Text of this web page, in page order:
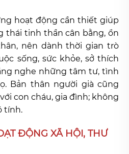
hoạt động cần thiết giúp
thái tinh thần cân bằng, ổn
nên dành thời gian trò
sống, sức khỏe, sở thích
nghe những tâm tư, tình
Bản thân người già cũng
con cháu, gia đình; không
tính.
ĐỘNG XÃ HỘI, THƯ